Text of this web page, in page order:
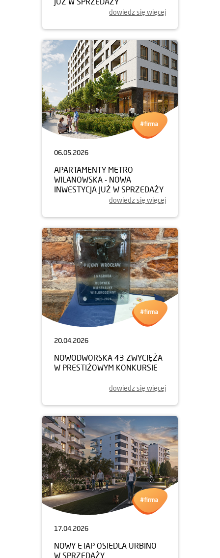
dowiedz się więcej
06.05.2026
APARTAMENTY METRO
WILANOWSKA - NOWA
INWESTYCJA JUŻ W SPRZEDAŻY
dowiedz się więcej
20.04.2026
NOWODWORSKA 43 ZWYCIĘŻA
W PRESTIŻOWYM KONKURSIE
dowiedz się więcej
17.04.2026
NOWY ETAP OSIEDLA URBINO
W SPRZEDAŻY